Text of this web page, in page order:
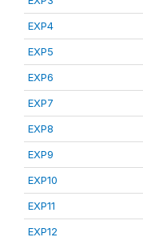
EXP4
EXP5
EXP6
EXP7
EXP8
EXP9
EXP10
EXP11
EXP12